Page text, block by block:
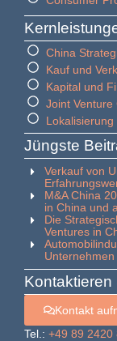
China
Kauf und
Kapital und
Joint Venture
Lokalisierung
Jüngste
Verkauf von
M&A China
in China und
Die
Ventures in
Kontaktieren
Kontakt
Tel.: +49 89 2420